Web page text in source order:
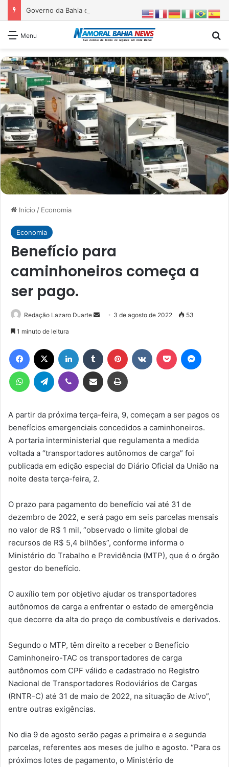
Governo da Bahia entrega 1ª etapa da requalificação do Parque Metropolitano de Pituaçu
Menu
Início / Economia
Economia
Benefício para
caminhoneiros começa a
ser pago.
Redação Lazaro Duarte
Mande
mail
3 de agosto de 2022 53
1 minuto de leitura
Facebook Linkedin Tumblr Pinterest Pocket
WhatsAppTelegram Viber Compartilhar via e-mail Imprimir
A partir da próxima terça-feira, 9, começam a ser pagos os
benefícios emergenciais concedidos a caminhoneiros.
A portaria interministerial que regulamenta a medida
voltada a “transportadores autônomos de carga” foi
publicada em edição especial do Diário Oficial da União na
noite desta terça-feira, 2.
O prazo para pagamento do benefício vai até 31 de
dezembro de 2022, e será pago em seis parcelas mensais
no valor de R$ 1 mil, “observado o limite global de
recursos de R$ 5,4 bilhões”, conforme informa o
Ministério do Trabalho e Previdência (MTP), que é o órgão
gestor do benefício.
O auxílio tem por objetivo ajudar os transportadores
autônomos de carga a enfrentar o estado de emergência
que decorre da alta do preço de combustíveis e derivados.
Segundo o MTP, têm direito a receber o Benefício
Caminhoneiro-TAC os transportadores de carga
autônomos com CPF válido e cadastrado no Registro
Nacional de Transportadores Rodoviários de Cargas
(RNTR-C) até 31 de maio de 2022, na situação de Ativo”,
entre outras exigências.
No dia 9 de agosto serão pagas a primeira e a segunda
parcelas, referentes aos meses de julho e agosto. “Para os
próximos lotes de pagamento, o Ministério de